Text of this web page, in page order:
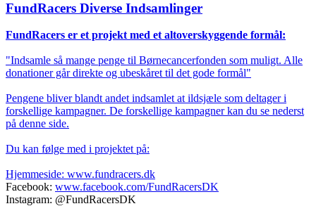
FundRacers Diverse Indsamlinger
FundRacers er et projekt med et altoverskyggende formål:
"Indsamle så mange penge til Børnecancerfonden som muligt. Alle
donationer går direkte og ubeskåret til det gode formål"
Pengene bliver blandt andet indsamlet at ildsjæle som deltager i
forskellige kampagner. De forskellige kampagner kan du se nederst
på denne side.
Du kan følge med i projektet på:
Hjemmeside: www.fundracers.dk
Facebook: www.facebook.com/FundRacersDK
Instagram: @FundRacersDK